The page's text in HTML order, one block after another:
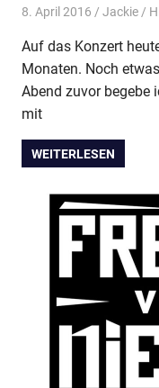
8. April 2016 Jackie
Auf das Konzert
Monaten. Noch
Abend zuvor begebe
mit
WEITERLESEN